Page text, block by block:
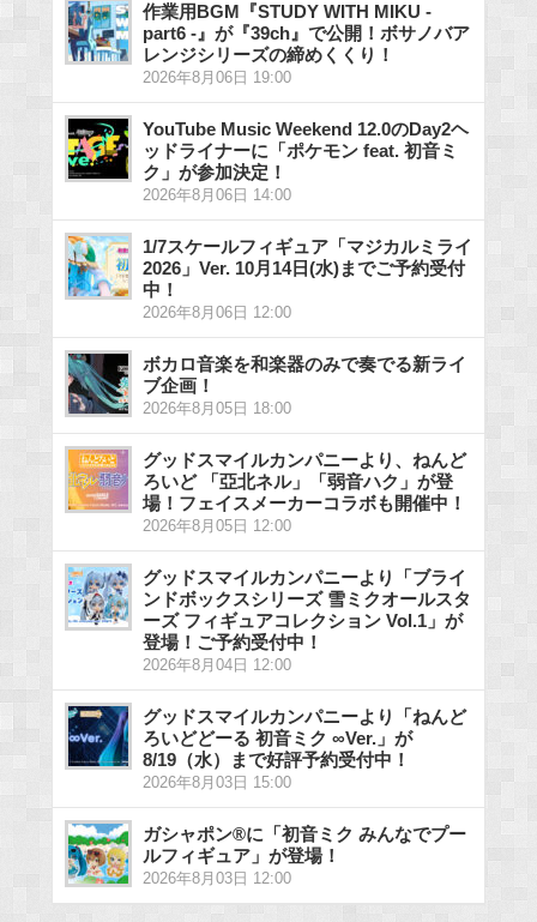
作業用BGM『STUDY WITH MIKU -
part6 -』が『39ch』で公開！ボサノバア
レンジシリーズの締めくくり！
2026年8月06日 19:00
YouTube Music Weekend 12.0のDay2ヘ
ッドライナーに「ポケモン feat. 初音ミ
ク」が参加決定！
2026年8月06日 14:00
1/7スケールフィギュア「マジカルミライ
2026」Ver. 10月14日(水)までご予約受付
中！
2026年8月06日 12:00
ボカロ音楽を和楽器のみで奏でる新ライ
ブ企画！
2026年8月05日 18:00
グッドスマイルカンパニーより、ねんど
ろいど 「亞北ネル」「弱音ハク」が登
場！フェイスメーカーコラボも開催中！
2026年8月05日 12:00
グッドスマイルカンパニーより「ブライ
ンドボックスシリーズ 雪ミクオールスタ
ーズ フィギュアコレクション Vol.1」が
登場！ご予約受付中！
2026年8月04日 12:00
グッドスマイルカンパニーより「ねんど
ろいどどーる 初音ミク ∞Ver.」が
8/19（水）まで好評予約受付中！
2026年8月03日 15:00
ガシャポン®に「初音ミク みんなでプー
ルフィギュア」が登場！
2026年8月03日 12:00